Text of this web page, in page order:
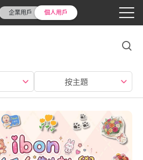
企業用戶 個人用戶
按主題